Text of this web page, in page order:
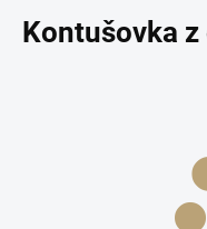
Kontušovka